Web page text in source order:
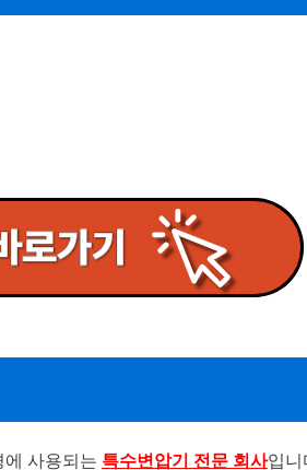
사용되는 특수변압기 전문 회사입니